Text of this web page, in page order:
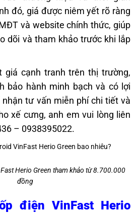
đó, giá được niêm yết rõ ràng
và website chính thức, giúp
dõi và tham khảo trước khi lắp
giá cạnh tranh trên thị trường,
bảo hành minh bạch và có lợi
tư vấn miễn phí chi tiết và
xế cưng, anh em vui lòng liên
– 0938395022.
Herio Green tham khảo từ 8.700.000
đồng
điện VinFast Herio